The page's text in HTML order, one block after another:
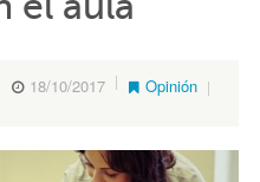
18/10/2017 Opinión